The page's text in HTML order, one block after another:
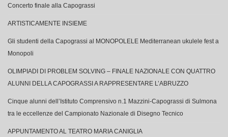
Concerto finale alla Capograssi
ARTISTICAMENTE INSIEME
Gli studenti della Capograssi al MONOPOLELE Mediterranean ukulele fest a
Monopoli
OLIMPIADI DI PROBLEM SOLVING – FINALE NAZIONALE CON QUATTRO
ALUNNI DELLA CAPOGRASSI A RAPPRESENTARE L’ABRUZZO
Cinque alunni dell’Istituto Comprensivo n.1 Mazzini-Capograssi di Sulmona
tra le eccellenze del Campionato Nazionale di Disegno Tecnico
APPUNTAMENTO AL TEATRO MARIA CANIGLIA